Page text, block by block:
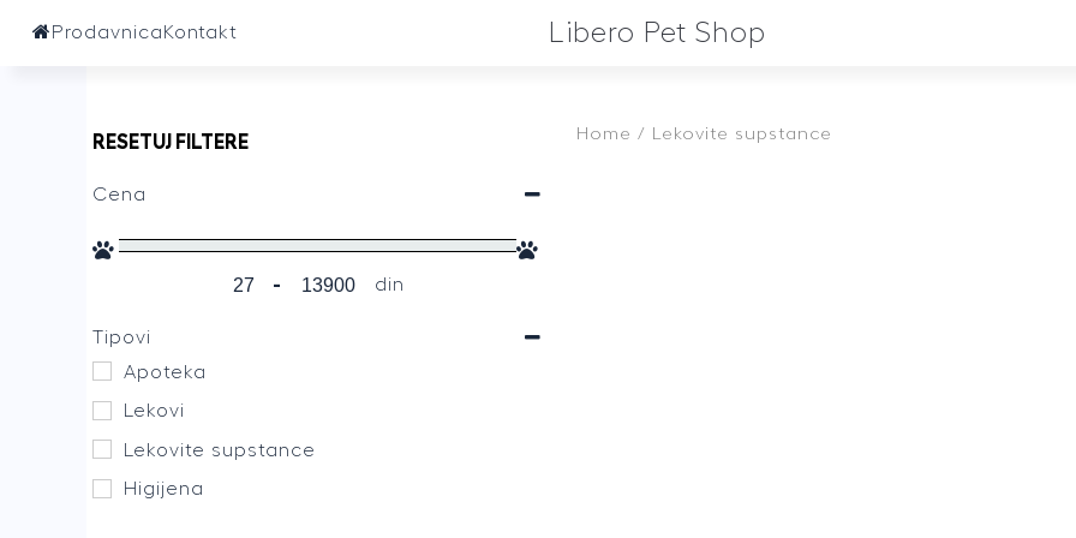
Prodavnica Kontakt Libero Pet Shop
RESETUJ FILTERE
Cena
- din
Tipovi
Apoteka
Lekovi
Lekovite supstance
Higijena
Home / Lekovite supstance